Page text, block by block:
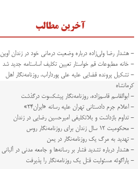
آخرین مطالب
- هشدار رضا ولی‌زاده درباره وضعیت درمانی خود در زندان اوین
- خانه مطبوعات قم خواستار تعیین تکلیف اساسنامه جدید شد
- تشکیل پرونده قضایی علیه علی پورداراب، روزنامه‌نگار اهل
کرمانشاه
- ابوالقاسم قاسم‌زاده، روزنامه‌نگار پیشکسوت درگذشت
- اعلام جرم دادستانی تهران علیه رسانه «ایران۲۴»
- تداوم بازداشت و بلاتکلیفی امیرحسین رضایی در زندان
- محکومیت ۱۲ سال زندان برای روزنامه‌نگار روس
- تهدید به مرگ یک روزنامه‌نگار در یمن
- هشدار درباره تشدید فشار بر رسانه‌ها و جامعه مدنی در آلبانی
- پاراگوئه مسئولیت قتل یک روزنامه‌نگار را پذیرفت